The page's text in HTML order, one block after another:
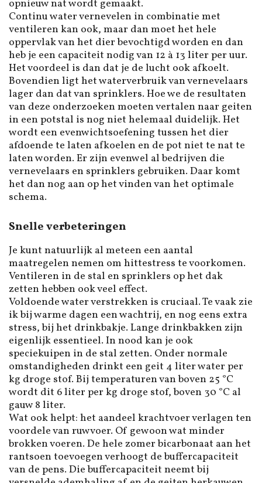
opnieuw nat wordt gemaakt.
Continu water vernevelen in combinatie met
ventileren kan ook, maar dan moet het hele
oppervlak van het dier bevochtigd worden en dan
heb je een capaciteit nodig van 12 à 13 liter per uur.
Het voordeel is dan dat je de lucht ook afkoelt.
Bovendien ligt het waterverbruik van vernevelaars
lager dan dat van sprinklers. Hoe we de resultaten
van deze onderzoeken moeten vertalen naar geiten
in een potstal is nog niet helemaal duidelijk. Het
wordt een evenwichtsoefening tussen het dier
afdoende te laten afkoelen en de pot niet te nat te
laten worden. Er zijn evenwel al bedrijven die
vernevelaars en sprinklers gebruiken. Daar komt
het dan nog aan op het vinden van het optimale
schema.
Snelle verbeteringen
Je kunt natuurlijk al meteen een aantal
maatregelen nemen om hittestress te voorkomen.
Ventileren in de stal en sprinklers op het dak
zetten hebben ook veel effect.
Voldoende water verstrekken is cruciaal. Te vaak zie
ik bij warme dagen een wachtrij, en nog eens extra
stress, bij het drinkbakje. Lange drinkbakken zijn
eigenlijk essentieel. In nood kan je ook
speciekuipen in de stal zetten. Onder normale
omstandigheden drinkt een geit 4 liter water per
kg droge stof. Bij temperaturen van boven 25 °C
wordt dit 6 liter per kg droge stof, boven 30 °C al
gauw 8 liter.
Wat ook helpt: het aandeel krachtvoer verlagen ten
voordele van ruwvoer. Of gewoon wat minder
brokken voeren. De hele zomer bicarbonaat aan het
rantsoen toevoegen verhoogt de buffercapaciteit
van de pens. Die buffercapaciteit neemt bij